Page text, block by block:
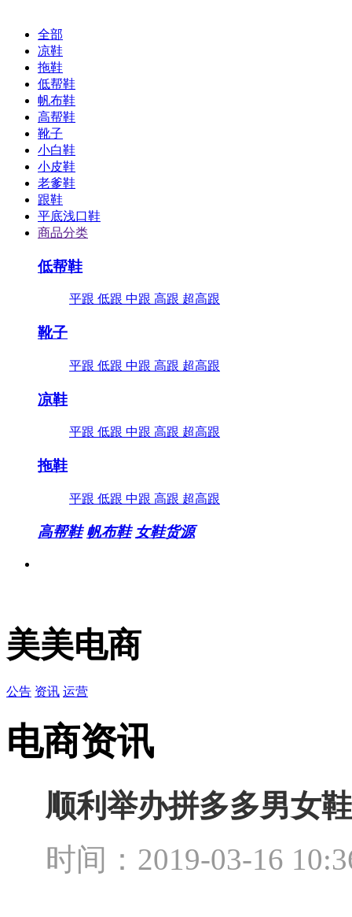
全部
凉鞋
拖鞋
低帮鞋
帆布鞋
高帮鞋
靴子
小白鞋
小皮鞋
老爹鞋
跟鞋
平底浅口鞋
商品分类
低帮鞋
平跟 低跟 中跟 高跟 超高跟
靴子
平跟 低跟 中跟 高跟 超高跟
凉鞋
平跟 低跟 中跟 高跟 超高跟
拖鞋
平跟 低跟 中跟 高跟 超高跟
高帮鞋 帆布鞋 女鞋货源
美美电商
公告 资讯 运营
电商资讯
顺利举办拼多多男女
时间：2019-03-16